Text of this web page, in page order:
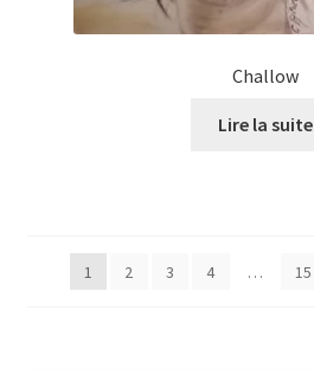
Challow
Lire la suite
1 2 3 4 … 15